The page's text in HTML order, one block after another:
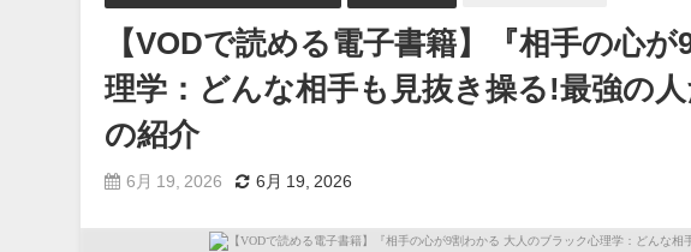
【VODで読める電子書籍】『相手の心
理学：どんな相手も見抜き操る!最強の
の紹介
6月 19, 2026 6月 19, 2026